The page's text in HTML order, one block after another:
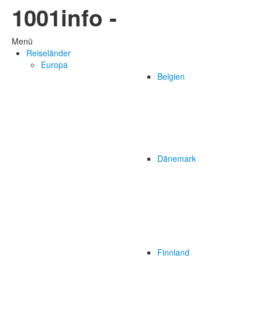
1001info -
Menü
Reiseländer
Europa
Belgien
Dänemark
Finnland